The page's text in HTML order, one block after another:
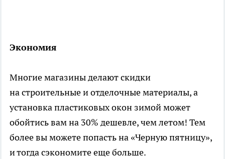
Экономия
Многие магазины делают скидки
на строительные и отделочные материалы, а
установка пластиковых окон зимой может
обойтись вам на 30% дешевле, чем летом! Тем
более вы можете попасть на «Черную пятницу»,
и тогда сэкономите еще больше.